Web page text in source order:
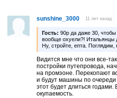
sunshine_3000 11 лет назад
Гость: 90р да даже 30,
вообще oxyeли?! Итальянцы
Ну, стройте, епта. Поглядим,
Видится мне что они все-
постройки путепровода,
на промзоне. Перекопают
и будут машины по очереди
этот будет длиться годами.
окупаемость.